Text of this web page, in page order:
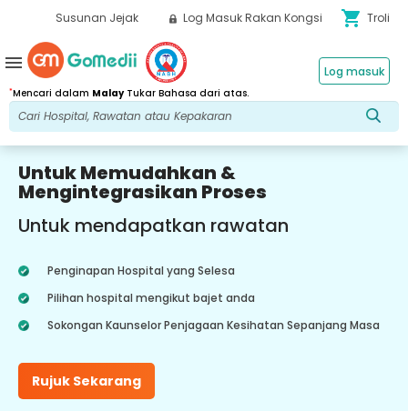
Susunan Jejak Log Masuk Rakan Kongsi shopping_cart Troli
*Mencari dalam MalayTukar Bahasa dari atas.
Log masuk
menu
Untuk Memudahkan &
Mengintegrasikan Proses
Untuk mendapatkan rawatan
Penginapan Hospital yang Selesa
Pilihan hospital mengikut bajet anda
Sokongan Kaunselor Penjagaan Kesihatan Sepanjang Masa
Rujuk Sekarang